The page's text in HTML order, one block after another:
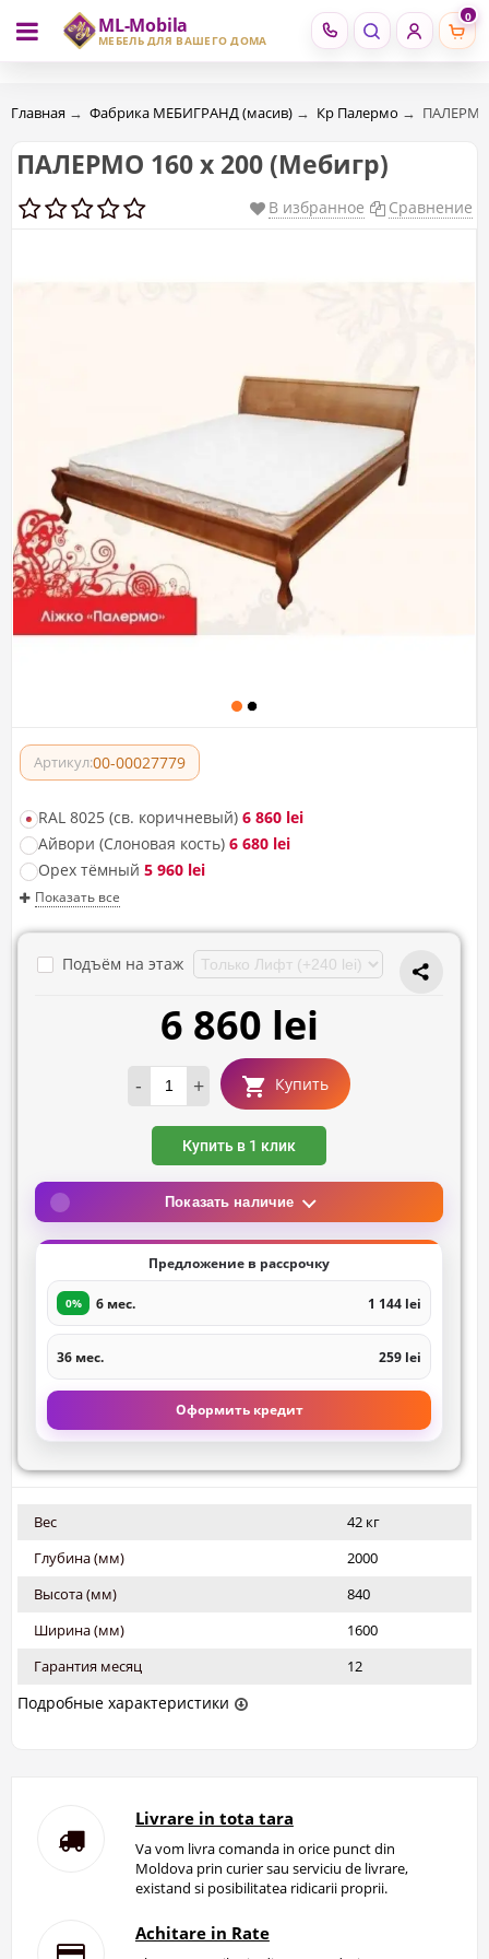
ML-Mobila
МЕБЕЛЬ ДЛЯ ВАШЕГО ДОМА
0
RU RO
Главная → Фабрика МЕБИГРАНД (масив) → Кр Палермо → ПАЛЕРМО
ПАЛЕРМО 160 х 200 (Мебигр)
В избранное Сравнение
Артикул:00-00027779
RAL 8025 (св. коричневый) 6 860 lei
Айвори (Слоновая кость) 6 680 lei
Орех тёмный 5 960 lei
Показать все
Подъём на этаж
6 860 lei
- + Купить
Купить в 1 клик
Показать наличие
Предложение в рассрочку
0% 6 мес. 1 144 lei
36 мес. 259 lei
Оформить кредит
Вес
42 кг
Глубина (мм)
2000
Высота (мм)
840
Ширина (мм)
1600
Гарантия месяц
12
Подробные характеристики
Livrare in tota tara
Va vom livra comanda in orice punct din
Moldova prin curier sau serviciu de livrare,
existand si posibilitatea ridicarii proprii.
Achitare in Rate